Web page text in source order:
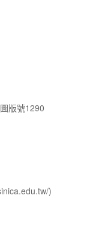
版號1290
)